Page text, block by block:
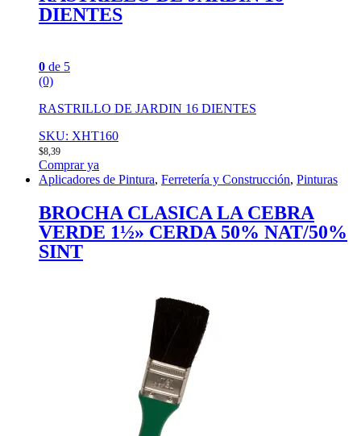
DIENTES
0 de 5
(0)
RASTRILLO DE JARDIN 16 DIENTES
SKU: XHT160
$8,39
Comprar ya
Aplicadores de Pintura, Ferretería y Construcción, Pinturas
BROCHA CLASICA LA CEBRA
VERDE 1½» CERDA 50% NAT/50%
SINT